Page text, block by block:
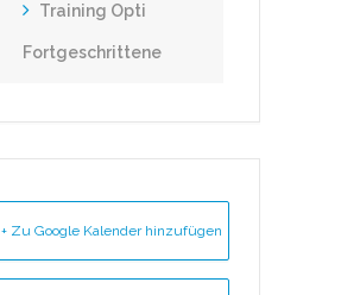
Training Opti
Fortgeschrittene
+ Zu Google Kalender hinzufügen